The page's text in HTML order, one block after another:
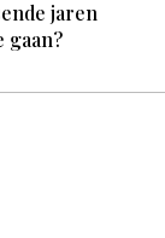
jaren
gaan?